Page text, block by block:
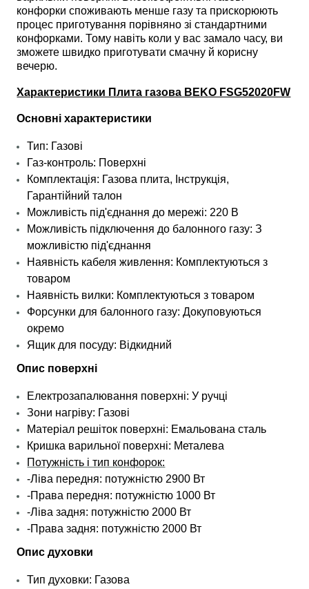
конфорки споживають менше газу та прискорюють
процес приготування порівняно зі стандартними
конфорками. Тому навіть коли у вас замало часу, ви
зможете швидко приготувати смачну й корисну
вечерю.
Характеристики Плита газова BEKO FSG52020FW
Основні характеристики
Тип: Газові
Газ-контроль: Поверхні
Комплектація: Газова плита, Інструкція,
Гарантійний талон
Можливість під'єднання до мережі: 220 В
Можливість підключення до балонного газу: З
можливістю під'єднання
Наявність кабеля живлення: Комплектуються з
товаром
Наявність вилки: Комплектуються з товаром
Форсунки для балонного газу: Докуповуються
окремо
Ящик для посуду: Відкидний
Опис поверхні
Електрозапалювання поверхні: У ручці
Зони нагріву: Газові
Матеріал решіток поверхні: Емальована сталь
Кришка варильної поверхні: Металева
Потужність і тип конфорок:
-Ліва передня: потужністю 2900 Вт
-Права передня: потужністю 1000 Вт
-Ліва задня: потужністю 2000 Вт
-Права задня: потужністю 2000 Вт
Опис духовки
Тип духовки: Газова